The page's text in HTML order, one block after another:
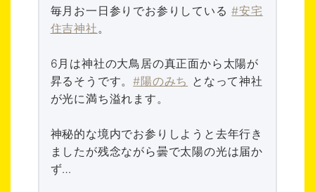
毎月お一日参りでお参りしている#安宅
住吉神社 。
6月は神社の大鳥居の真正面から太陽が
昇るそうです。#陽のみち となって神社
が光に満ち溢れます。
神秘的な境内でお参りしようと去年行き
ましたが残念ながら曇で太陽の光は届か
ず…